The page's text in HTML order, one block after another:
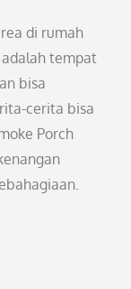
di rumah
tempat
bisa
cerita bisa
Porch